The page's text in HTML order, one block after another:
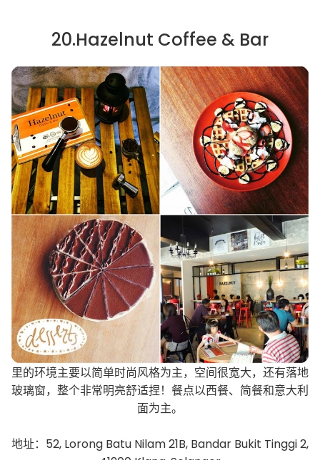
20.Hazelnut Coffee & Bar
里的环境主要以简单时尚风格为主，空间很宽大，还有落地
玻璃窗，整个非常明亮舒适捏！餐点以西餐、简餐和意大利
面为主。
地址：52, Lorong Batu Nilam 21B, Bandar Bukit Tinggi 2,